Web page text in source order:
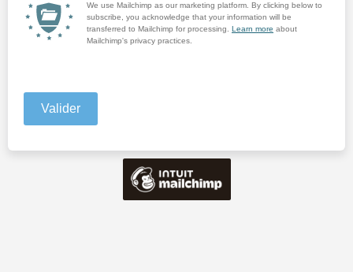
We use Mailchimp as our marketing platform. By clicking below to
subscribe, you acknowledge that your information will be
transferred to Mailchimp for processing. Learn more about
Mailchimp's privacy practices.